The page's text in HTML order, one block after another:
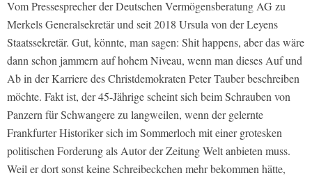
Vom Pressesprecher der Deutschen Vermögensberatung AG zu
Merkels Generalsekretär und seit 2018 Ursula von der Leyens
Staatssekretär. Gut, könnte, man sagen: Shit happens, aber das wäre
dann schon jammern auf hohem Niveau, wenn man dieses Auf und
Ab in der Karriere des Christdemokraten Peter Tauber beschreiben
möchte. Fakt ist, der 45-Jährige scheint sich beim Schrauben von
Panzern für Schwangere zu langweilen, wenn der gelernte
Frankfurter Historiker sich im Sommerloch mit einer grotesken
politischen Forderung als Autor der Zeitung Welt anbieten muss.
Weil er dort sonst keine Schreibeckchen mehr bekommen hätte,